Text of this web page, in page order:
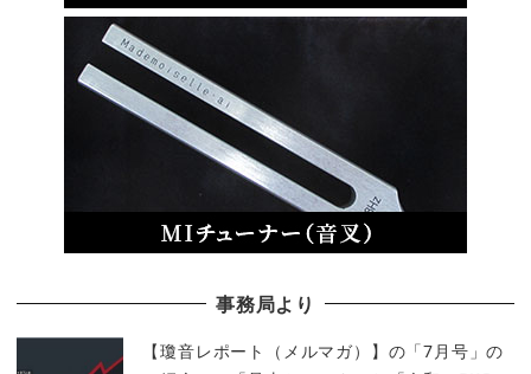
事務局より
【瓊音レポート（メルマガ）】の「7月号」の